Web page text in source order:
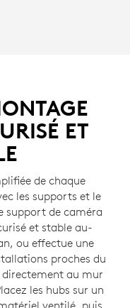
ET
de chaque
les supports et le
support de caméra
et stable au-
ou effectue une
proches du
au mur
les hubs sur un
ventilé, puis